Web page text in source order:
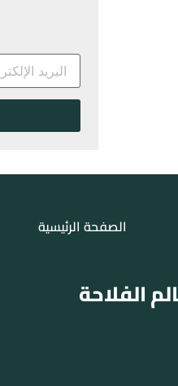
الصفحة الرئيسية
الفلاحة